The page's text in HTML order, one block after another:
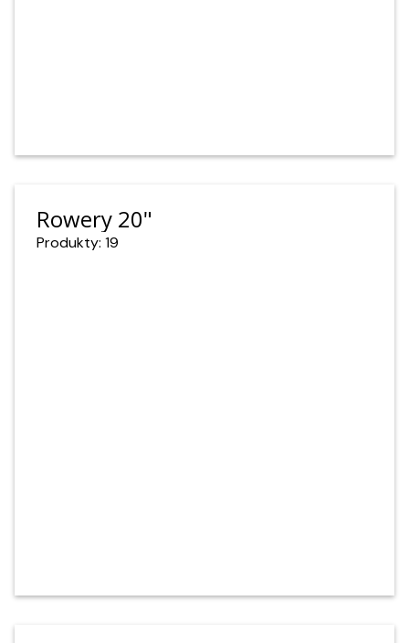
Rowery 20"
Produkty: 19